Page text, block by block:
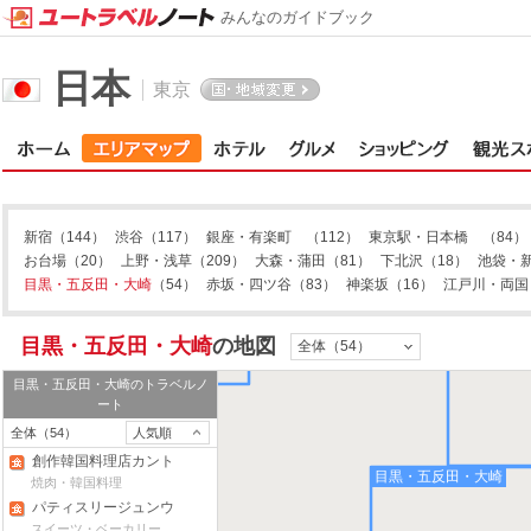
日本 東京
新宿 （144） 渋谷 （117） 銀座・有楽町 （112） 東京駅・日本橋
（84）
お台場 （20） 上野・浅草 （209） 大森・蒲田 （81） 下北沢 （18）
池袋・
目黒・五反田・大崎 （54） 赤坂・四ツ谷 （83） 神楽坂 （16） 江戸川・両国
目黒・五反田・大崎の地図 全体（54）
目黒・五反田・大崎のトラベルノ
ート
全体（54）
人気順
創作韓国料理店カント
ラ
焼肉・韓国料理
パティスリージュンウ
ジタ
渋谷
目黒・五反田・大崎
みんなのガイドブック